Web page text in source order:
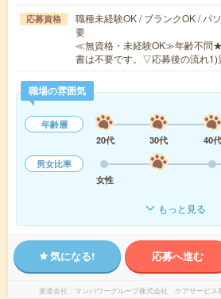
応募資格
職種未経験OK / ブランクOK / パ
要
≪無資格・未経験OK≫年齢不問
書は不要です。▽応募後の流れ
職場の雰囲気
年齢層
20代
30代 40代
男女比率
女性
もっと見る
気になる! 応募へ進む
派遣会社 マンパワーグループ株式会社 ケアサービス